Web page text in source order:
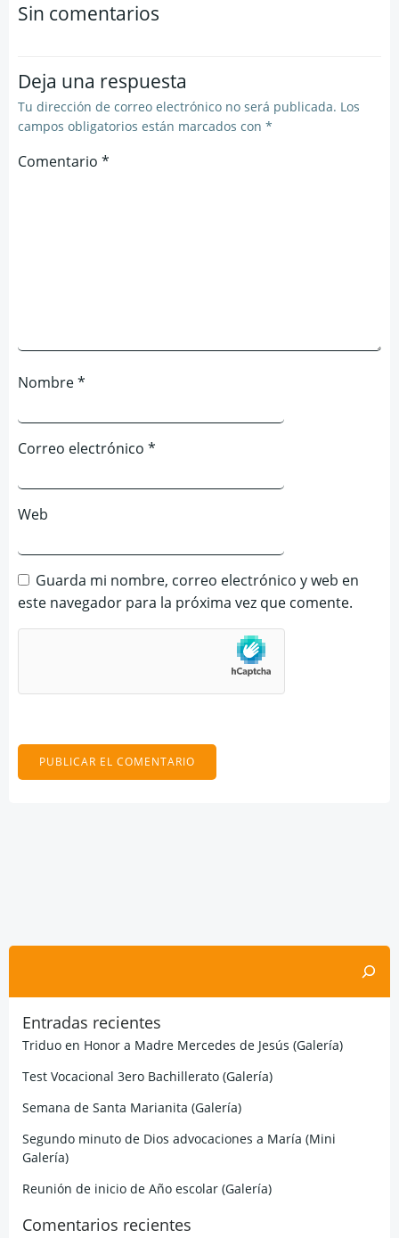
las
entradas
Sin comentarios
Deja una respuesta
Tu dirección de correo electrónico no será publicada. Los
campos obligatorios están marcados con *
Comentario *
Nombre*
Correo electrónico *
Web
Guarda mi nombre, correo electrónico y web en
este navegador para la próxima vez que comente.
Buscar
Entradas recientes
Triduo en Honor a Madre Mercedes de Jesús (Galería)
Test Vocacional 3ero Bachillerato (Galería)
Semana de Santa Marianita (Galería)
Segundo minuto de Dios advocaciones a María (Mini
Galería)
Reunión de inicio de Año escolar (Galería)
Comentarios recientes